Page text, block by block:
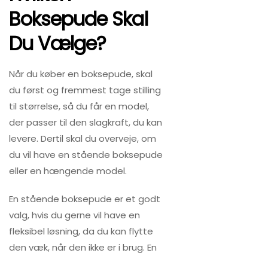
Boksepude Skal
Du Vælge?
Når du køber en boksepude, skal
du først og fremmest tage stilling
til størrelse, så du får en model,
der passer til den slagkraft, du kan
levere. Dertil skal du overveje, om
du vil have en stående boksepude
eller en hængende model.
En stående boksepude er et godt
valg, hvis du gerne vil have en
fleksibel løsning, da du kan flytte
den væk, når den ikke er i brug. En